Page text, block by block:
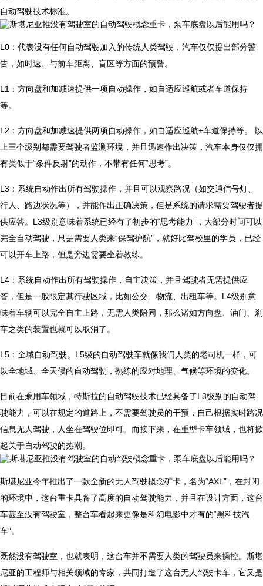
自动驾驶技术标准。
​L0：代表没有任何自动驾驶加入的传统人类驾驶，汽车仅仅提出部分警
告，如时速、与前车距离、盲区等方面的预警。
L1：方向盘和加减速提供一项自动操作，如自适应巡航或者车道保持
等。
L2：方向盘和加减速提供两项自动操作，如自适应巡航+车道保持等。 以
上三个级别都需要驾驶者监测环境，并且迅速作出决策，汽车本身仅仅拥
有类似于“条件反射”的动作，不带有任何“思考”。
L3：系统自动作出所有驾驶操作，并且可以观察路况（如交通信号灯、
行人、路边状况等），并能作出正确决策，但是系统的请求需要驾驶者提
供应答。L3级别意味着系统已经有了初步的“思考能力”，大部分时间可以
完全自动驾驶，只是需要人类来“保驾护航”，就好比驾校里的学员，已经
可以开车上路，但是旁边需要坐着教练。
L4：系统自动作出所有驾驶操作，自主决策，并且驾驶者无需提供应
答，但是一般限定其行驶区域，比如公交、物流、出租车等。L4级别意
味着车辆可以完全自主上路，无需人类陪同，那么诸如方向盘、油门、刹
车之类的装置也就可以取消了。
L5：全域自动驾驶。L5级的自动驾驶车就像我们人类的老司机一样，可
以全地域、全天候的自动驾驶，熟练的应对地理、气候等环境的变化。
目前在乘用车领域，特斯拉的自动驾驶技术已经具备了L3级别的自动驾
驶能力，可以在规定的道路上，不需要驾驶员的干预，自己根据实时路况
信息无人驾驶，人坐在驾驶位即可。而接下来，在重型卡车领域，也将掀
起关于自动驾驶的热潮。
​斯堪尼亚今年推出了一款全新的无人驾驶概念矿卡，名为“AXL”，在封闭
的环境中，这台重卡具备了高度的自动驾驶能力，并且在设计方面，这台
车甚至没有驾驶室，整台车看起来更像是科幻电影中才有的“黑科技汽
车”。
既然没有驾驶室，也就表明，这台车并不需要人类的驾驶员来操控。斯堪
尼亚的工程师与相关领域的专家，共同打造了这台无人驾驶卡车，它又是